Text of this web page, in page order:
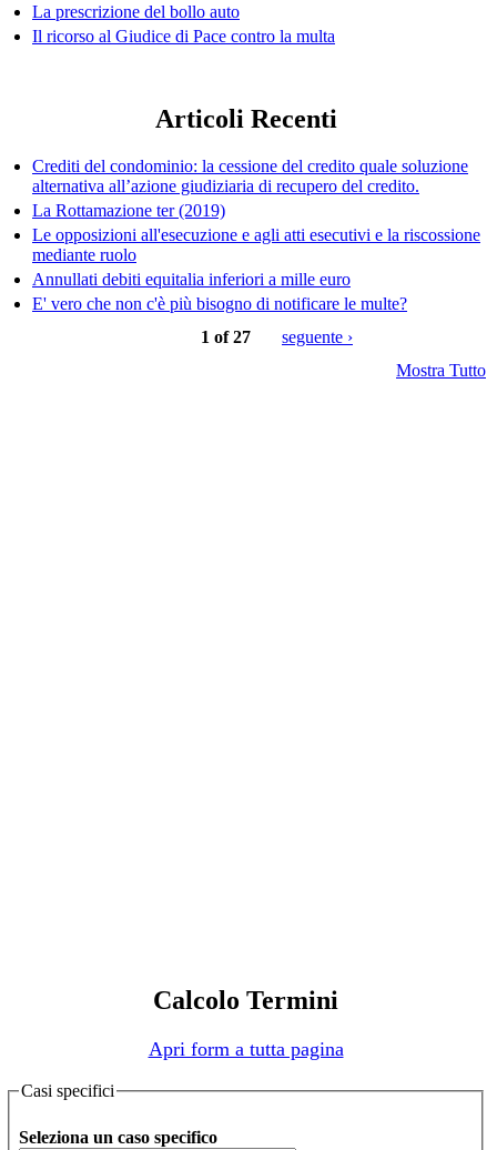
La prescrizione del bollo auto
Il ricorso al Giudice di Pace contro la multa
Articoli Recenti
Crediti del condominio: la cessione del credito quale soluzione
alternativa all’azione giudiziaria di recupero del credito.
La Rottamazione ter (2019)
Le opposizioni all'esecuzione e agli atti esecutivi e la riscossione
mediante ruolo
Annullati debiti equitalia inferiori a mille euro
E' vero che non c'è più bisogno di notificare le multe?
1 of 27
seguente ›
Mostra Tutto
Calcolo Termini
Apri form a tutta pagina
Casi specifici
Seleziona un caso specifico